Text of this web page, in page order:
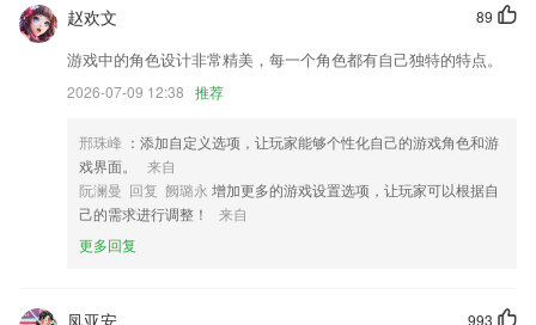
1.享受科目一、科目三安全文明常识驾考题库在线学习
2.支持按类别进行分类索引查询，满强大的分类搜索功能，足您的需求
3.语音测评：将孩子的录音智能打分，2265不断提升孩子的英语发音。
析您的英语阅读水平及智能化学习成果，同时获得阅读积分；
5.定制化教学方案：因材施教，让孩子高效学琴，爱上弹琴。
6.国家公务员/地方公务员真人师兄、师姐在线答疑解惑；
6号平台下载更新了什么?
89
赵欢文
游戏中的角色设计非常精美，每一个角色都有自己独特的特点。
2026-07-09 12:38 推荐
邢珠峰 ：添加自定义选项，让玩家能够个性化自己的游戏角色和游
戏界面。
来自
阮澜曼 回复 阙璐永 增加更多的游戏设置选项，让玩家可以根据自
己的需求进行调整！
来自
更多回复
993
凤亚安